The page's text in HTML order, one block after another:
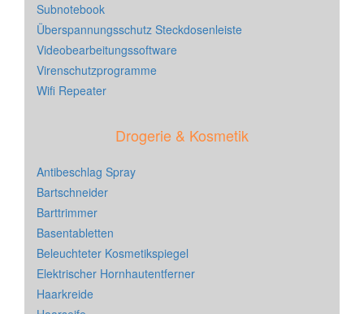
Subnotebook
Überspannungsschutz Steckdosenleiste
Videobearbeitungssoftware
Virenschutzprogramme
Wifi Repeater
Drogerie & Kosmetik
Antibeschlag Spray
Bartschneider
Barttrimmer
Basentabletten
Beleuchteter Kosmetikspiegel
Elektrischer Hornhautentferner
Haarkreide